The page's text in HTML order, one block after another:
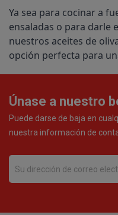
Ya sea para cocinar a
ensaladas o para darle
nuestros aceites de
opción perfecta para
Únase a nuestro
Puede darse de baja en
nuestra información de